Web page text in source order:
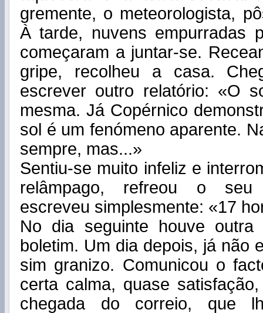
gremente, o meteorologista,
À tarde, nuvens empurradas
começaram a juntar-se.
gripe, recolheu a casa.
escrever outro relatório: «O
mesma. Já Copérnico
sol é um fenómeno aparente.
sempre, mas...»
Sentiu-se muito infeliz e
relâmpago, refreou o seu
escreveu simplesmente: «17
No dia seguinte houve
boletim. Um dia depois, já não
sim granizo. Comunicou o
certa calma, quase
chegada do correio, que